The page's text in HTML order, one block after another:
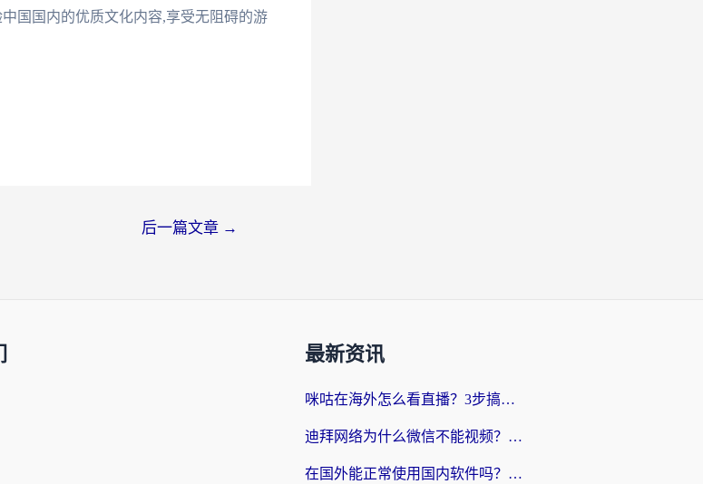
国国内的优质文化内容,享受无阻碍的游
后一篇文章 →
最新资讯
咪咕在海外怎么看直播？3步搞定地域限制，还能畅看腾讯视频与国内热剧
迪拜网络为什么微信不能视频？海外党必看的回国加速全攻略
在国外能正常使用国内软件吗？海外党亲测有效的无缝访问指南